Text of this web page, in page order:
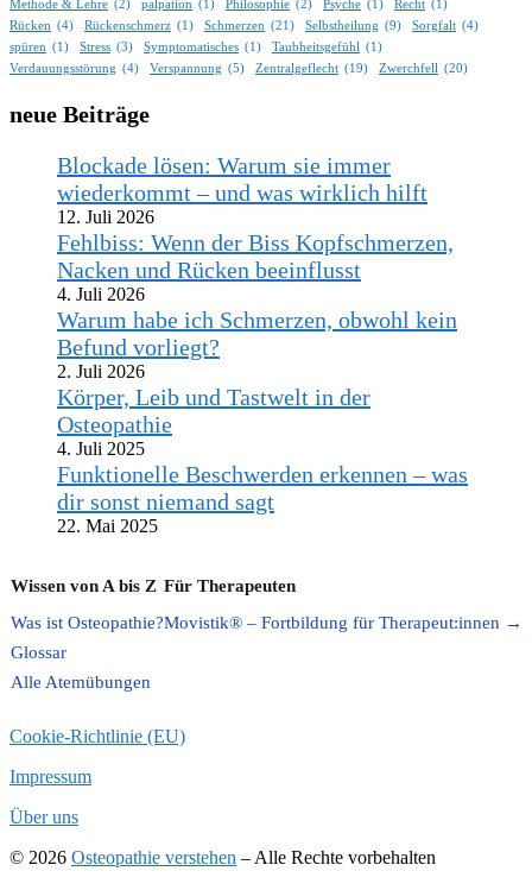
Methode & Lehre (2) palpation (1) Philosophie (2) Psyche (1) Recht (1)
Rücken (4) Rückenschmerz (1) Schmerzen (21) Selbstheilung (9) Sorgfalt (4)
spüren (1) Stress (3) Symptomatisches (1) Taubheitsgefühl
(1)
Verdauungsstörung (4) Verspannung (5) Zentralgeflecht (19) Zwerchfell (20)
neue Beiträge
Blockade lösen: Warum sie immer
wiederkommt – und was wirklich hilft
12. Juli 2026
Fehlbiss: Wenn der Biss Kopfschmerzen,
Nacken und Rücken beeinflusst
4. Juli 2026
Warum habe ich Schmerzen, obwohl kein
Befund vorliegt?
2. Juli 2026
Körper, Leib und Tastwelt in der
Osteopathie
4. Juli 2025
Funktionelle Beschwerden erkennen – was
dir sonst niemand sagt
22. Mai 2025
Wissen von A bis Z
Was ist Osteopathie?
Glossar
Alle Atemübungen
Für Therapeuten
Movistik® – Fortbildung für Therapeut:innen →
Cookie-Richtlinie (EU)
Impressum
Über uns
© 2026 Osteopathie verstehen – Alle Rechte vorbehalten